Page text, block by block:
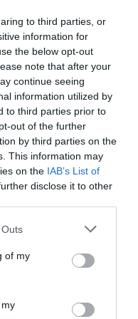
to third parties, or
information for
the below opt-out
note that after your
continue seeing
information utilized by
to third parties prior to
out of the further
by third parties on the
This information may
on the IAB’s List of
disclose it to other
of my
RÉPONDRE
31 mai 2026 - 8 h 54 min
complet de la
Russie. Elle n’a abouti
de l’OTAN. Et
que cela a
l’UE.
RÉPONDRE